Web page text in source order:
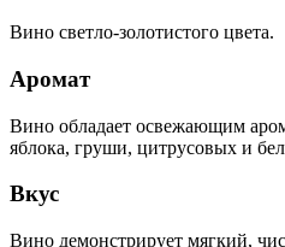
Вино светло-золотистого цвета.
Аромат
Вино обладает освежающим
яблока, груши, цитрусовых и
Вкус
Вино демонстрирует мягкий,